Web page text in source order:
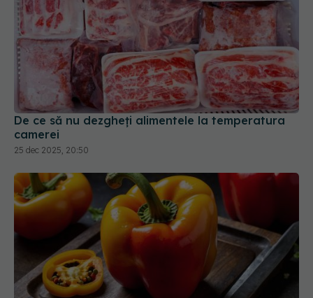
De ce să nu dezgheți alimentele la temperatura
camerei
25 dec 2025, 20:50